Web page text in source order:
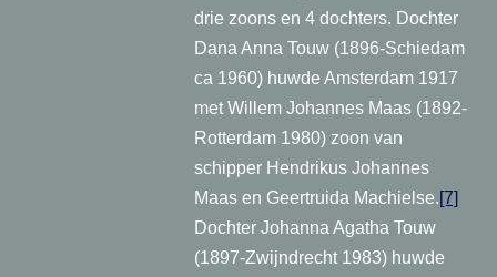
drie zoons en 4 dochters. Dochter
Dana Anna Touw (1896-Schiedam
ca 1960) huwde Amsterdam 1917
met Willem Johannes Maas (1892-
Rotterdam 1980) zoon van
schipper Hendrikus Johannes
Maas en Geertruida Machielse.[7]
Dochter Johanna Agatha Touw
(1897-Zwijndrecht 1983) huwde